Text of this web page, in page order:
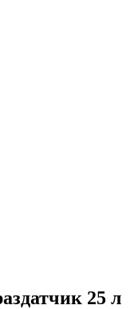
25 л